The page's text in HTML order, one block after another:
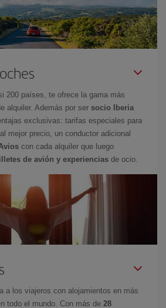
200 países, te ofrece la gama más
alquiler. Además por ser socio Iberia
exclusivas: tarifas especiales para
mejor precio, un conductor adicional
con cada alquiler que luego
de avión y experiencias de ocio.
a los viajeros con alojamientos en más
todo el mundo. Con más de 28